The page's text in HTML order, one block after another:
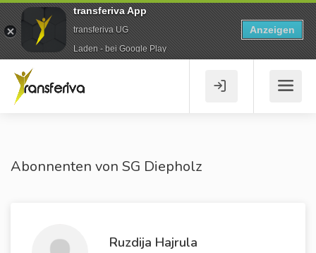
Abonnenten von SG Diepholz
Ruzdija Hajrula
transferiva App
transferiva UG
Laden - bei Google Play
Anzeigen